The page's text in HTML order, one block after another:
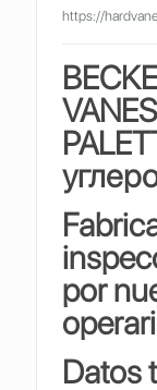
https://
por
Datos